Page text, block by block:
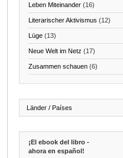
Leben Miteinander(16)
Literarischer Aktivismus (12)
Lüge(13)
Neue Welt im Netz (17)
Zusammen schauen(6)
¡El ebook del libro -
ahora en español!